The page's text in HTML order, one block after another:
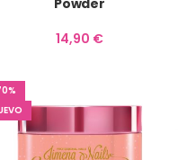
Powder
14,90 €